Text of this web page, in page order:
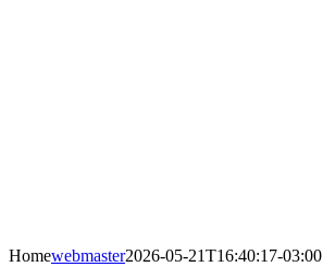
Homewebmaster2026-05-21T16:40:17-03:00